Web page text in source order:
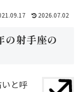
2026.07.02
射手座の
と呼